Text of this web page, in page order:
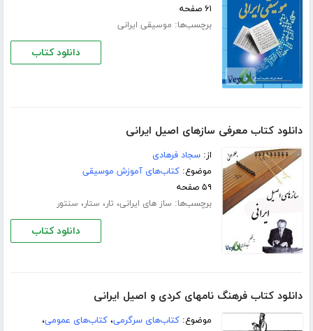
۶۱ صفحه
برچسب‌ها: موسیقی ایرانی
دانلود کتاب
دانلود کتاب معرفی سازهای اصیل ایرانی
از:سجاد فرهادی
موضوع:کتاب‌های آموزش موسیقی
۵۹ صفحه
برچسب‌ها: ساز های ایرانی، تار، ستار، سنتور
دانلود کتاب
دانلود کتاب فرهنگ نامهای کردی و اصیل ایرانی
موضوع:کتاب‌های سرگرمی،کتاب‌های عمومی،